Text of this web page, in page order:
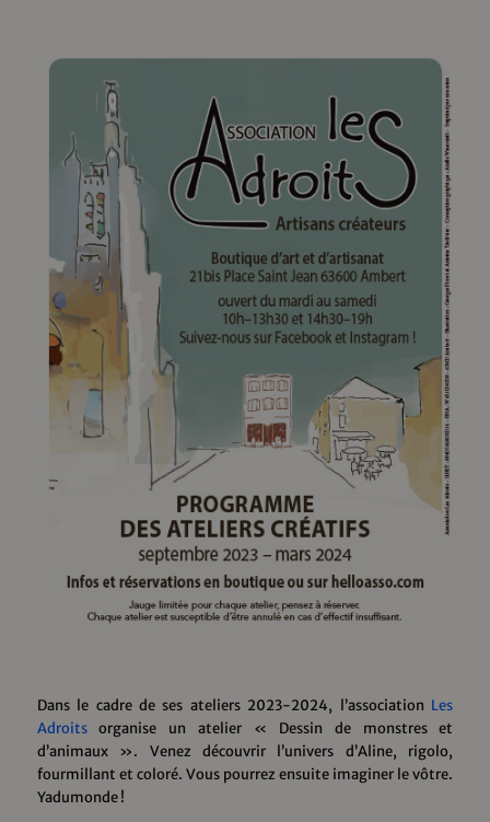
Dans le cadre de ses ateliers 2023-2024, l’association Les
Adroitsorganise un atelier « Dessin de monstres et
d’animaux ». Venez découvrir l’univers d’Aline, rigolo,
fourmillant et coloré. Vous pourrez ensuite imaginer le vôtre.
Yadumonde !